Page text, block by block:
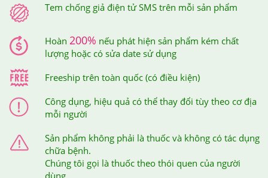
Viên Uống Collagen VS Shinbi Hyaluronic Acid Genie
Cấp Nước Khóa Ẩm
Được sản xuất bởi thương hiệu Genie Hàn Quốc và là
một trong những dòng chăm sóc sức khỏe nội địa được
ưa chuộng. Genie sở hữu bộ phận nghiên cứu và nhà
máy sản xuất riêng tại Hàn Quốc với các tiêu chuẩn
phẩm và Thực phẩm Hàn Quốc) chứng nhận về hiệu quả
và công dụng dưỡng ẩm cho da.
Tem chống giả điện tử SMS trên mỗi sản phẩm
Hoàn 200% nếu phát hiện sản phẩm kém chất
lượng hoặc có sửa date sử dụng
Freeship trên toàn quốc (có điều kiện)
Công dụng, hiệu quả có thể thay đổi tùy theo cơ địa
mỗi người
Sản phẩm không phải là thuốc và không có tác dụng
chữa bệnh.
Chúng tôi gọi là thuốc theo thói quen của người
dùng